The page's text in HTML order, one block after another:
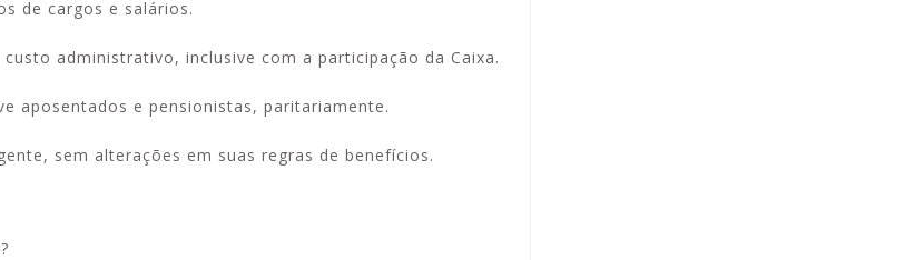
de cargos e salários.
administrativo, inclusive com a participação da Caixa.
aposentados e pensionistas, paritariamente.
sem alterações em suas regras de benefícios.